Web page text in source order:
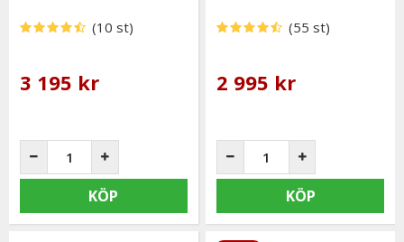
(10 st)
3 195 kr
KÖP
(55 st)
2 995 kr
KÖP